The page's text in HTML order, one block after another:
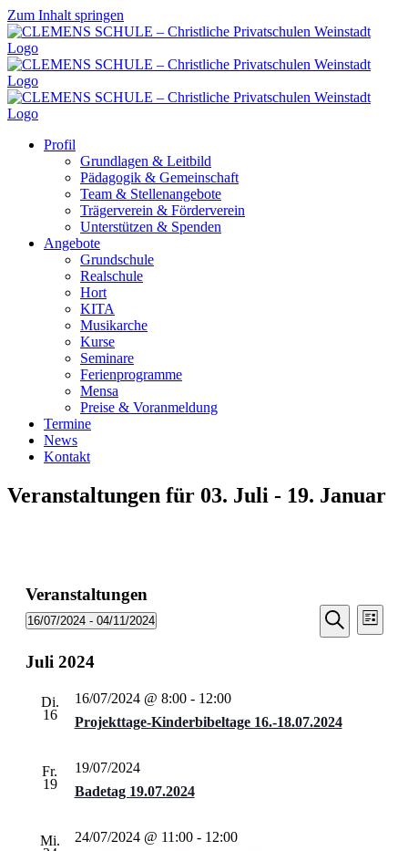
Zum Inhalt springen
Profil
Grundlagen & Leitbild
Pädagogik & Gemeinschaft
Team & Stellenangebote
Trägerverein & Förderverein
Unterstützen & Spenden
Angebote
Grundschule
Realschule
Hort
KITA
Musikarche
Kurse
Seminare
Ferienprogramme
Mensa
Preise & Voranmeldung
Termine
News
Kontakt
Veranstaltungen für 03. Juli - 19. Januar
Veranstaltungen
Suche
Suche
Liste
16/07/2024 - 04/11/2024
wählen.
Juli 2024
Di.
16
Projekttage-Kinderbibeltage 16.-18.07.2024
16/07/2024 @ 8:00- 12:00
Fr.
19
Badetag 19.07.2024
19/07/2024
Mi.
24/07/2024 @ 11:00- 12:00